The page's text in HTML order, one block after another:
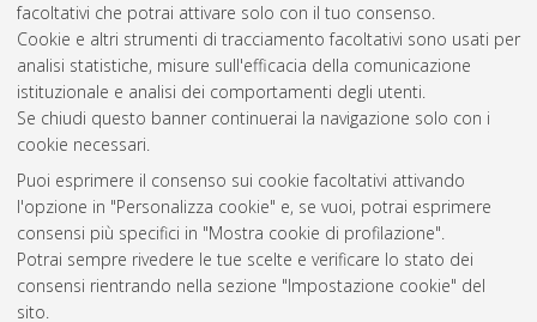
facoltativi che potrai attivare solo con il tuo consenso.
Cookie e altri strumenti di tracciamento facoltativi sono usati per
analisi statistiche, misure sull'efficacia della comunicazione
istituzionale e analisi dei comportamenti degli utenti.
Se chiudi questo banner continuerai la navigazione solo con i
cookie necessari.
Puoi esprimere il consenso sui cookie facoltativi attivando
l'opzione in "Personalizza cookie" e, se vuoi, potrai esprimere
consensi più specifici in "Mostra cookie di profilazione".
Potrai sempre rivedere le tue scelte e verificare lo stato dei
consensi rientrando nella sezione "Impostazione cookie" del
sito.
Altri metadati
Gestione del documento:
Atom
Rss 1.0
Rss 2.0